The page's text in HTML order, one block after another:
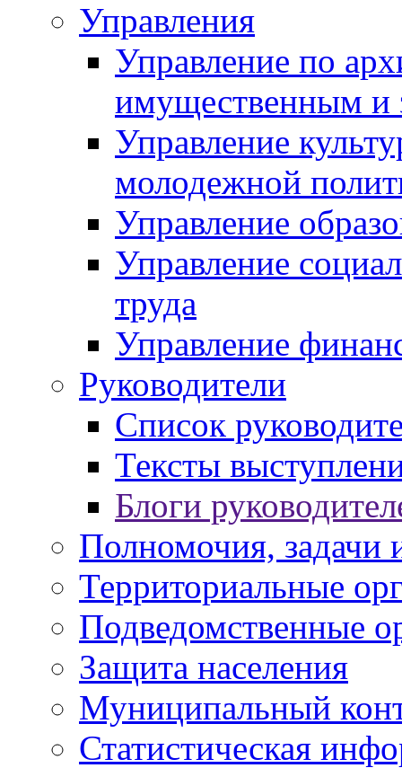
Управления
Управление по
имущественным и
Управление
молодежной
Управление
Управление
труда
Управление
Руководители
Список
Тексты
Блоги
Полномочия, задачи
Территориальные
Подведомственные
Защита населения
Муниципальный
Статистическая